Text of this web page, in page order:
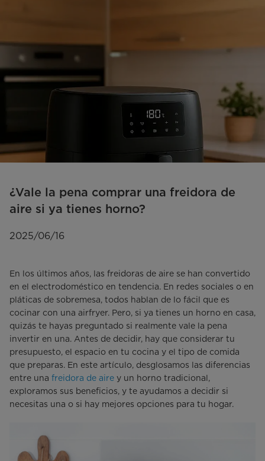
¿Vale la pena comprar una freidora de
aire si ya tienes horno?
2025/06/16
En los últimos años, las freidoras de aire se han convertido
en el electrodoméstico en tendencia. En redes sociales o en
pláticas de sobremesa, todos hablan de lo fácil que es
cocinar con una airfryer. Pero, si ya tienes un horno en casa,
quizás te hayas preguntado si realmente vale la pena
invertir en una. Antes de decidir, hay que considerar tu
presupuesto, el espacio en tu cocina y el tipo de comida
que preparas. En este artículo, desglosamos las diferencias
entre una freidora de aire y un horno tradicional,
exploramos sus beneficios, y te ayudamos a decidir si
necesitas una o si hay mejores opciones para tu hogar.